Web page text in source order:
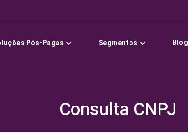
Pós-Pagas Segmentos Blog
Consulta CNPJ